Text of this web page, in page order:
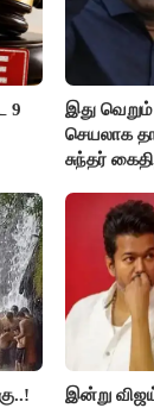
9
இது
செயலாக
சுந்தர்
இன்று